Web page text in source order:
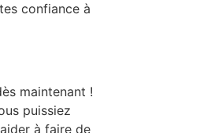
confiance à
maintenant !
puissiez
à faire de